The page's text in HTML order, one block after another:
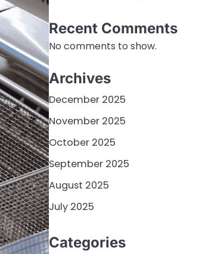
Recent Comments
No comments to show.
Archives
December 2025
November 2025
October 2025
September 2025
August 2025
July 2025
Categories